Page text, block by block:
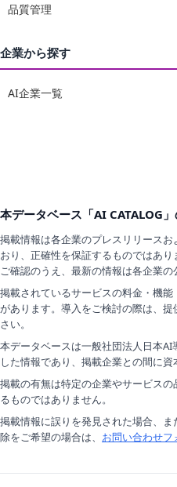
品質管理
企業から探す
AI企業一覧
本データベース「AI CATALOG
掲載情報は各企業のプレスリリース
おり、正確性を保証するものではあ
ご確認のうえ、最新の情報は各企業の
掲載されているサービスの料金・機
があります。導入をご検討の際は、
さい。
本データベースは一般社団法人日本
した情報であり、掲載企業との間に資
掲載の有無は特定の企業やサービス
るものではありません。
掲載情報に誤りを発見された場合、
除をご希望の場合は、 お問い合わせフ